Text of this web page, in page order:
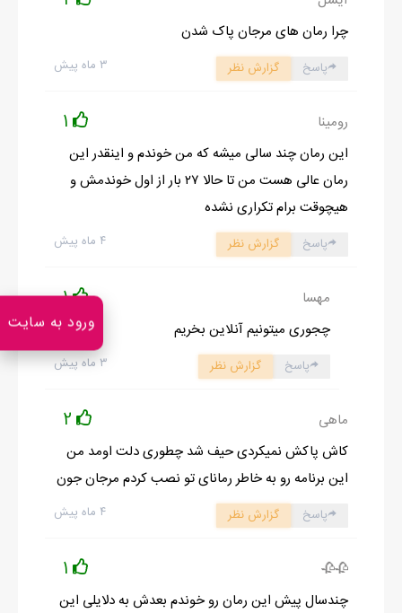
چرا رمان های مرجان پاک شدن
۳ ماه پیش پاسخ گزارش نظر
رومینا 1
این رمان چند سالی میشه که من خوندم و اینقدر این
رمان عالی هست من تا حالا ۲۷ بار از اول خوندمش و
هیچوقت برام تکراری نشده
۴ ماه پیش پاسخ گزارش نظر
مهسا 1
چجوری میتونیم آنلاین بخریم
۳ ماه پیش پاسخ گزارش نظر
ماهی 2
کاش پاکش نمیکردی حیف شد چطوری دلت اومد من
این برنامه رو به خاطر رمانای تو نصب کردم مرجان جون
۴ ماه پیش پاسخ گزارش نظر
🥀🥀
1
چندسال پیش این رمان رو خوندم بعدش به دلایلی این
ورود به سایت